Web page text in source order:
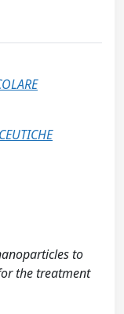
to
the treatment